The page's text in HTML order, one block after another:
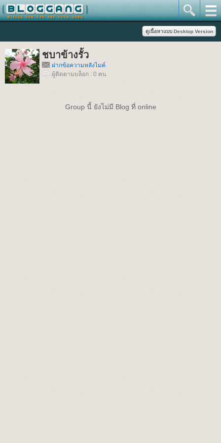
ชบาข้างรั้ว
ฝากข้อความหลังไมค์
ผู้ติดตามบล็อก : 0 คน
Group นี้ ยังไม่มี Blog ที่ online